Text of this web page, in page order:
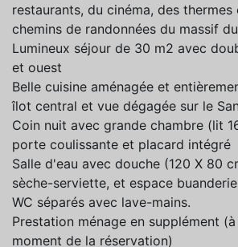
restaurants, du cinéma, des
chemins de randonnées du massif
Lumineux séjour de 30 m2 avec
et ouest
Belle cuisine aménagée et
îlot central et vue dégagée sur le
Coin nuit avec grande chambre (lit
porte coulissante et placard intégré
Salle d'eau avec douche (120 X 80
sèche-serviette, et espace
WC séparés avec lave-mains.
Prestation ménage en supplément
moment de la réservation)